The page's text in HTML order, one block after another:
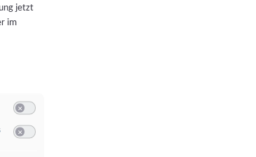
jetzt
im
zu Speichern von oder Zugriff auf Informationen auf einem Endgerät